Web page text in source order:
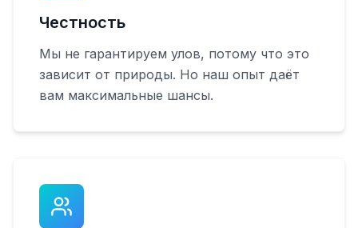
Честность
Мы не гарантируем улов, потому что это
зависит от природы. Но наш опыт даёт
вам максимальные шансы.